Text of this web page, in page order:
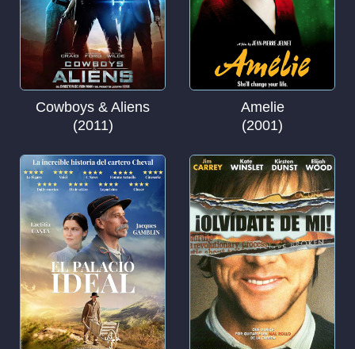
Cowboys & Aliens
(2011)
Amelie
(2001)